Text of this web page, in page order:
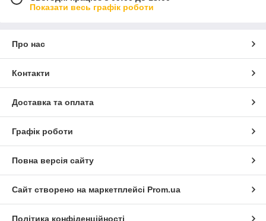
Показати весь графік роботи
Про нас
Контакти
Доставка та оплата
Графік роботи
Повна версія сайту
Сайт створено на маркетплейсі Prom.ua
Політика конфіденційності